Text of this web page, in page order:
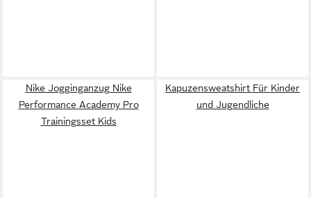
Nike Jogginganzug Nike
Performance Academy Pro
Trainingsset Kids
Kapuzensweatshirt Für Kinder
und Jugendliche